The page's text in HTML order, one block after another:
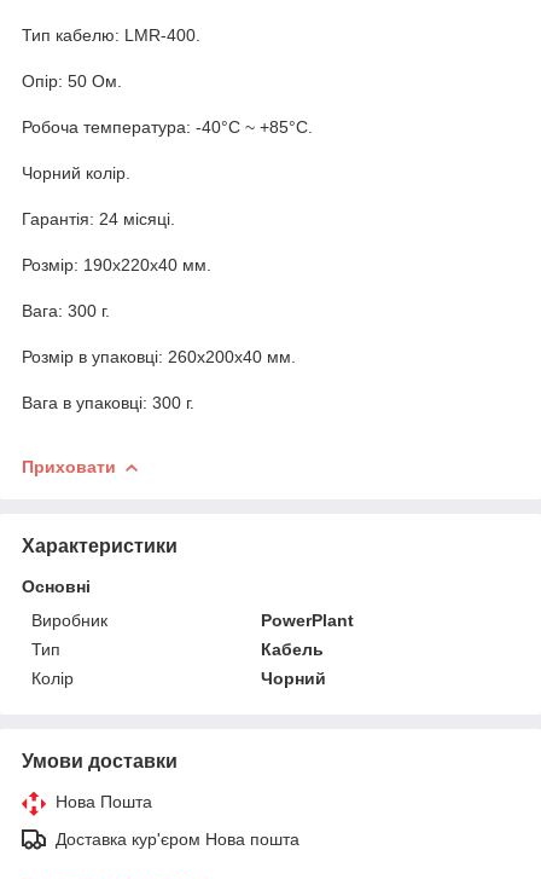
Тип кабелю: LMR-400.
Опір: 50 Ом.
Робоча температура: -40°С ~ +85°С.
Чорний колір.
Гарантія: 24 місяці.
Розмір: 190x220x40 мм.
Вага: 300 г.
Розмір в упаковці: 260x200x40 мм.
Вага в упаковці: 300 г.
Приховати
Характеристики
Основні
Виробник
PowerPlant
Тип
Кабель
Колір
Чорний
Умови доставки
Нова Пошта
Доставка кур'єром Нова пошта